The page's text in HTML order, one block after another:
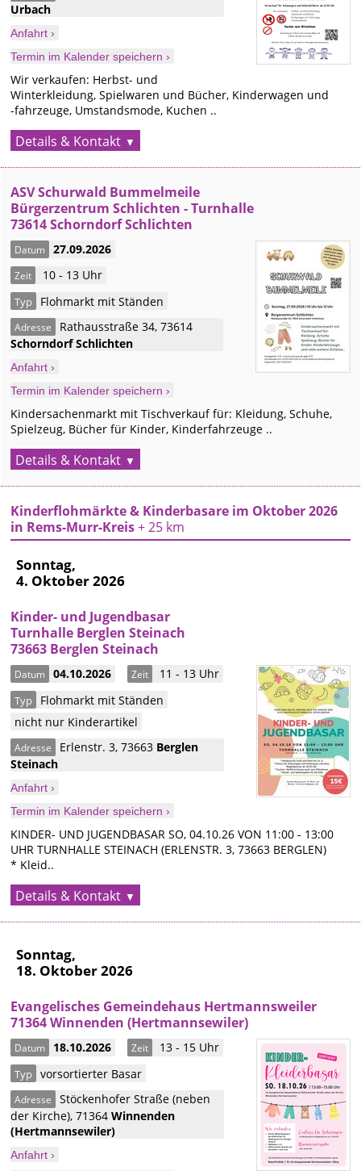
Urbach
Anfahrt ›
Termin im Kalender speichern ›
Wir verkaufen: Herbst- und
Winterkleidung, Spielwaren und Bücher, Kinderwagen und
-fahrzeuge, Umstandsmode, Kuchen ..
Details & Kontakt
ASV Schurwald Bummelmeile
Bürgerzentrum Schlichten - Turnhalle
73614 Schorndorf Schlichten
Datum 27.09.2026
Zeit 10 - 13 Uhr
Typ Flohmarkt mit Ständen
Adresse Rathausstraße 34,73614
SchorndorfSchlichten
Anfahrt ›
Termin im Kalender speichern ›
Kindersachenmarkt mit Tischverkauf für: Kleidung, Schuhe,
Spielzeug, Bücher für Kinder, Kinderfahrzeuge ..
Details & Kontakt
Kinderflohmärkte & Kinderbasare im Oktober 2026
in Rems-Murr-Kreis+ 25 km
Sonntag,
4. Oktober 2026
Kinder- und Jugendbasar
Turnhalle Berglen Steinach
73663 Berglen Steinach
Datum 04.10.2026 Zeit 11 - 13 Uhr
Typ
Flohmarkt mit Ständen
nicht nur Kinderartikel
Adresse Erlenstr. 3,73663 Berglen
Steinach
Anfahrt ›
Termin im Kalender speichern ›
KINDER- UND JUGENDBASAR SO, 04.10.26 VON 11:00 - 13:00
UHR TURNHALLE STEINACH (ERLENSTR. 3, 73663 BERGLEN)
* Kleid..
Details & Kontakt
Sonntag,
18. Oktober 2026
Evangelisches Gemeindehaus Hertmannsweiler
71364 Winnenden (Hertmannsewiler)
Datum 18.10.2026 Zeit 13 - 15 Uhr
Typ vorsortierter Basar
Adresse
Stöckenhofer Straße (neben
der Kirche),71364Winnenden
(Hertmannsewiler)
Anfahrt ›